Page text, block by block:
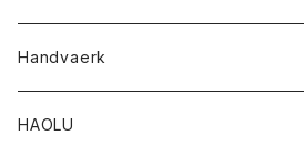
アウター
カーディガン
トップス
Handvaerk
トップス
HAOLU